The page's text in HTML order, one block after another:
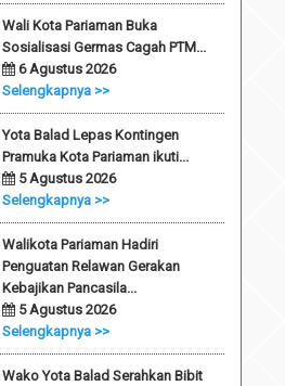
Wali Kota Pariaman Buka
Sosialisasi Germas Cagah PTM...
6 Agustus 2026
Selengkapnya >>
Yota Balad Lepas Kontingen
Pramuka Kota Pariaman ikuti...
5 Agustus 2026
Selengkapnya >>
Walikota Pariaman Hadiri
Penguatan Relawan Gerakan
Kebajikan Pancasila...
5 Agustus 2026
Selengkapnya >>
Wako Yota Balad Serahkan Bibit